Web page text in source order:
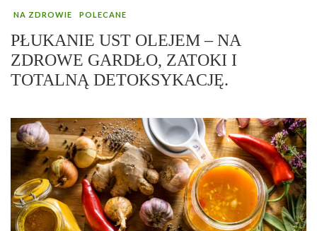
NA ZDROWIE POLECANE
PŁUKANIE UST OLEJEM – NA
ZDROWE GARDŁO, ZATOKI I
TOTALNĄ DETOKSYKACJĘ.